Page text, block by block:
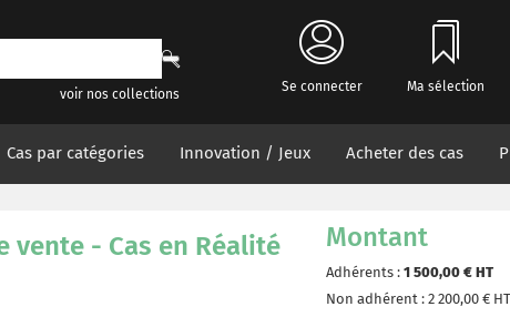
voir nos collections Se connecter Ma sélection
Cas par catégories Innovation / Jeux Acheter des cas
vente - Cas en Réalité
Montant
Adhérents : 1 500,00 € HT
Non adhérent : 2 200,00 € HT